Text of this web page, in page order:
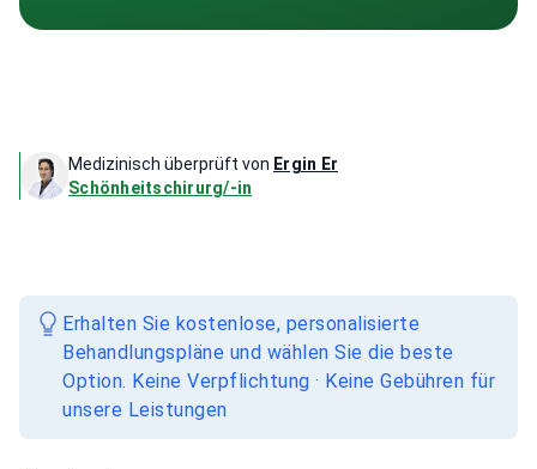
Medizinisch überprüft von Ergin Er
Schönheitschirurg/-in
Erhalten Sie kostenlose, personalisierte
Behandlungspläne und wählen Sie die beste
Option. Keine Verpflichtung · Keine Gebühren für
unsere Leistungen